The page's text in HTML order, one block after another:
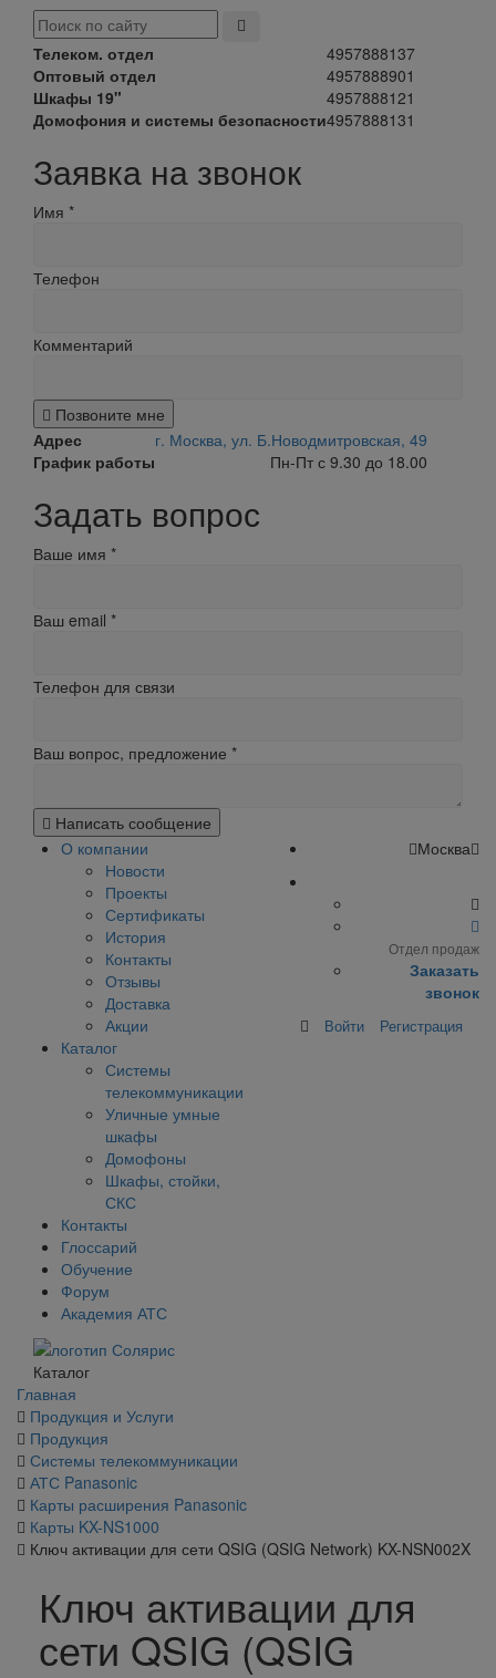
Телеком. отдел
4957888137
Оптовый отдел
4957888901
Шкафы 19"
4957888121
Домофония и системы безопасности4957888131
Заявка на звонок
Имя *
Телефон
Комментарий
Позвоните мне
Адрес
г. Москва, ул. Б.Новодмитровская, 49
График работы
Пн-Пт с 9.30 до 18.00
Задать вопрос
Ваше имя *
Ваш email *
Телефон для связи
Ваш вопрос, предложение *
Написать сообщение
О компании
Новости
Проекты
Сертификаты
История
Контакты
Отзывы
Доставка
Акции
Каталог
Системы
телекоммуникации
Уличные умные
шкафы
Домофоны
Шкафы, стойки,
СКС
Контакты
Глоссарий
Обучение
Форум
Академия АТС
Москва
Отдел продаж
Заказать
звонок
Войти Регистрация
Каталог
Главная
Продукция и Услуги
Продукция
Системы телекоммуникации
АТС Panasonic
Карты расширения Panasonic
Карты KX-NS1000
Ключ активации для сети QSIG (QSIG Network) KX-NSN002X
Ключ активации для
сети QSIG (QSIG